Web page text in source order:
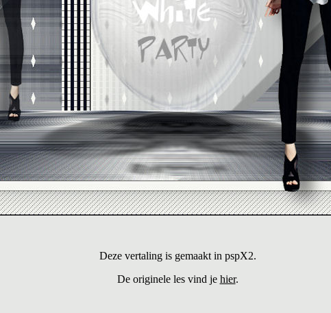
Deze vertaling is gemaakt in pspX2.
De originele les vind je hier.